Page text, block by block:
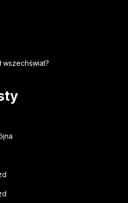
wszechświat?